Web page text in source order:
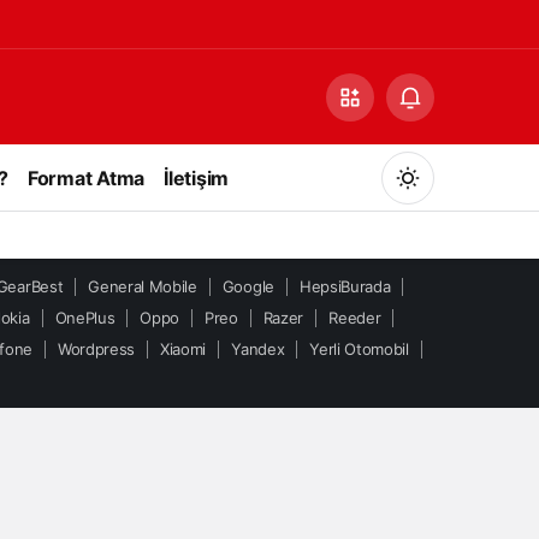
Format Atma İletişim
General Mobile Google
HepsiBurada
OnePlus Oppo Preo Razer
Reeder
Wordpress Xiaomi Yandex
Yerli Otomobil